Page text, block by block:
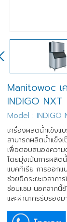
Manitowoc เ
INDIGO
Model : INDIGO
เครื่องผลิตน้ำแข็งแ
สามารถผลิตน้ำแข็
เพื่อตอบสนองความ
โดยมุ่งเน้นการผลิต
แบคทีเรีย การออกแ
ช่วยยืดระยะเวลาก
ซ่อมแซม นอกจากนี้
และผ่านการรับรอง